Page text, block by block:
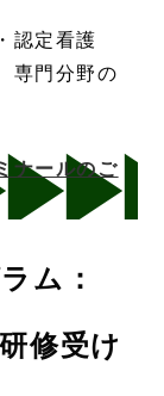
認定看護
専門分野の
ナールのご
ム：
修受け